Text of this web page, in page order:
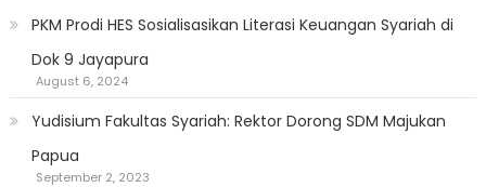
Syariah
Dok
9
Jayapura
PKM Prodi HES Sosialisasikan Literasi Keuangan Syariah di
Dok 9 Jayapura
August 6, 2024
Yudisium Fakultas Syariah: Rektor Dorong SDM Majukan
Papua
September 2, 2023